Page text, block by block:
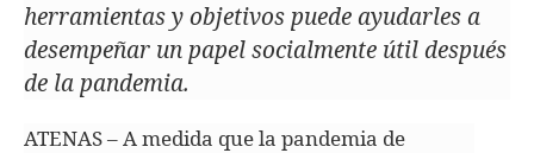
herramientas y objetivos puede ayudarles a
desempeñar un papel socialmente útil después
de la pandemia.
ATENAS – A medida que la pandemia de